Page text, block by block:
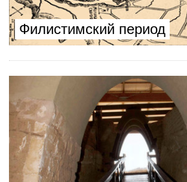
Филистимский период